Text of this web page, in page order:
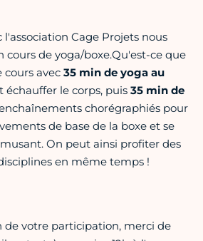
Cage Projets nous
cours de yoga/boxe.Qu'est-ce que
cours avec 35 min de yoga au
échauffer le corps, puis 35 min de
chorégraphiés pour
de base de la boxe et se
On peut ainsi profiter des
en même temps !
de votre participation, merci de